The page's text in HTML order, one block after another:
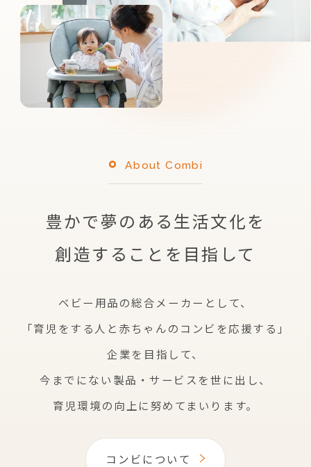
About Combi
豊かで夢のある生活文化を
創造することを目指して
ベビー用品の総合メーカーとして、
「育児をする人と赤ちゃんのコンビを応援する」
企業を 目指して、
今までにない製品・サービスを世に出し、
育児環境の向上に努めてまいります。
コンビについて